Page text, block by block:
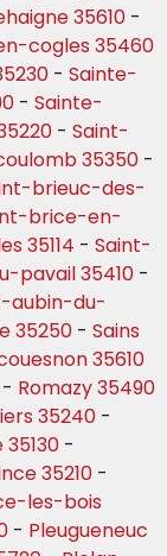
35610 -
cogles 35460
- Sainte-
- Sainte-
- Saint-
35350 -
brieuc-des-
brice-en-
35114 - Saint-
pavail 35410 -
aubin-du-
35250 - Sains
35610
- Romazy 35490
35240 -
35130 -
35210 -
les-bois
- Pleugueneuc